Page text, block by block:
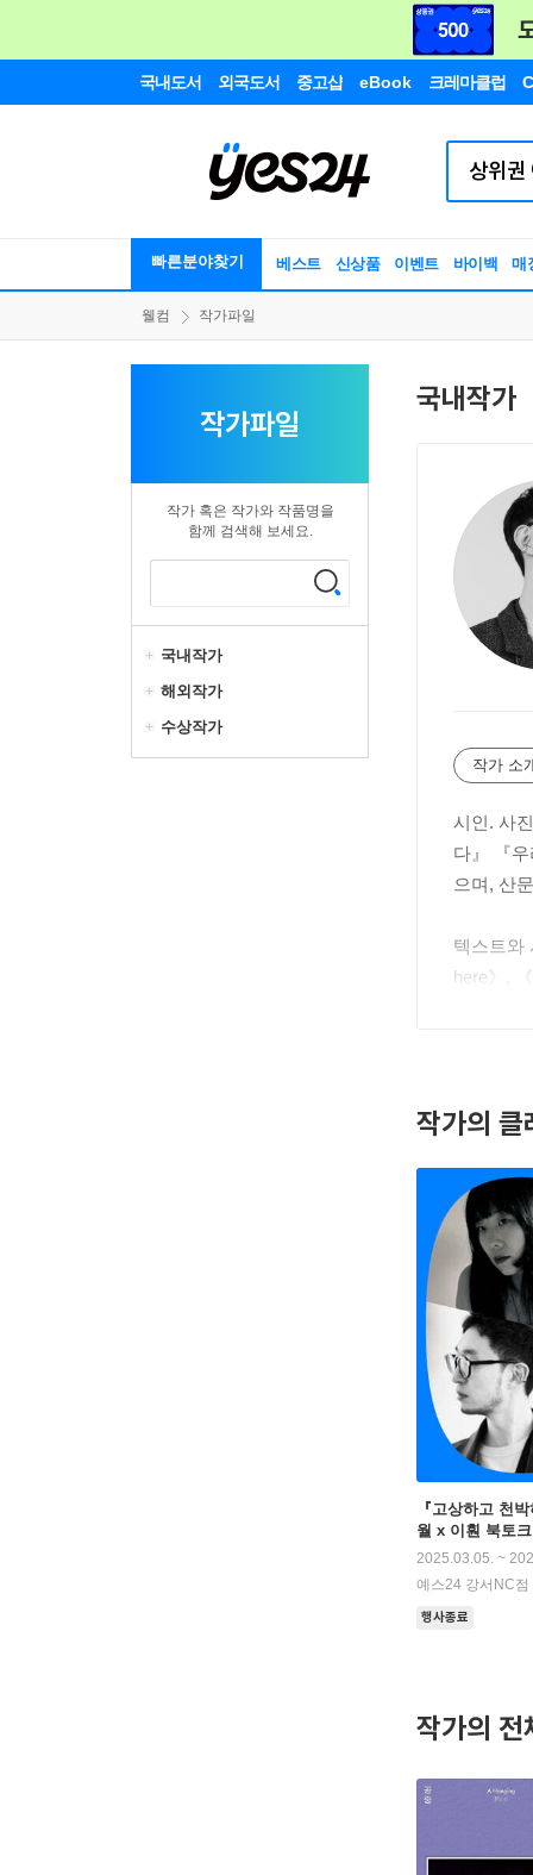
국내도서 외국도서 중고샵 eBook 크레마클럽
빠른분야찾기 베스트 신상품 이벤트 바이백 매
웰컴 작가파일
작가파일
작가 혹은 작가와 작품명을
함께 검색해 보세요.
국내작가
해외작가
수상작가
국내작가
작가 소
시인. 사
다』 『
으며, 산
텍스트와
here》,
작가의
『고상하고 천
월 x 이훤 북토크
2025.03.05. ~
예스24 강서NC점
행사종료
작가의 전